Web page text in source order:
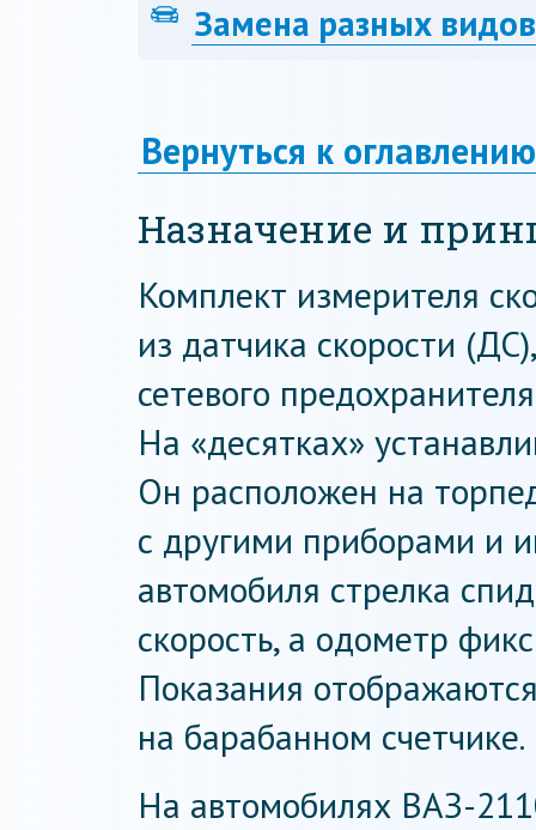
Замена разных
Вернуться к оглавлению
Назначение и
Комплект измерителя
из датчика скорости
сетевого
На «десятках»
Он расположен на
с другими приборами и
автомобиля стрелка
скорость, а одометр
Показания
на барабанном счетчике.
На автомобилях ВАЗ-